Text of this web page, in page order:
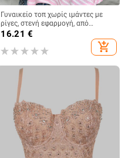
Γυναικείο τοπ χωρίς ιμάντες με
ρίγες, στενή εφαρμογή, από
πολυεστέρα-ελαστάνη, κοντό
16.21 €
add_shopping_cart